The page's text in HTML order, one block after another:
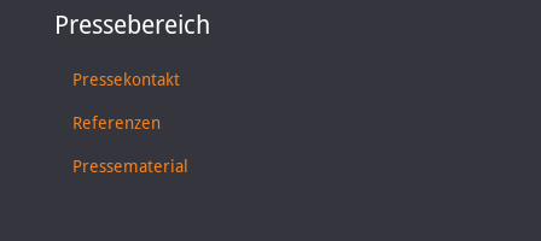
Pressebereich
Pressekontakt
Referenzen
Pressematerial